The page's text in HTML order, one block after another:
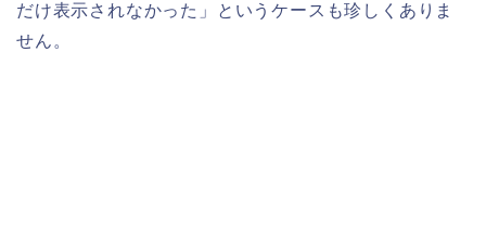
だけ表示されなかった」というケースも珍しくありま
せん。